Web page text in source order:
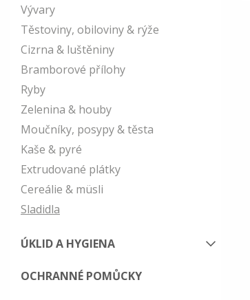
Vývary
Těstoviny, obiloviny & rýže
Cizrna & luštěniny
Bramborové přílohy
Ryby
Zelenina & houby
Moučníky, posypy & těsta
Kaše & pyré
Extrudované plátky
Cereálie & müsli
Sladidla
ÚKLID A HYGIENA
OCHRANNÉ POMŮCKY